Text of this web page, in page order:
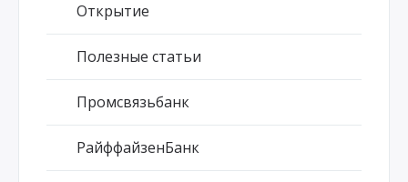
Открытие
Полезные статьи
Промсвязьбанк
РайффайзенБанк